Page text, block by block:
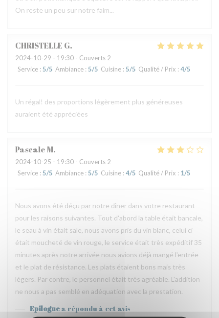
On reste un peu sur notre faim...
CHRISTELLE G
2024-10-29 - 19:30 - Couverts 2
Service : 5/5 Ambiance : 5/5 Cuisine : 5/5 Qualité / Prix : 4/5
Un régal! des proportions légèrement plus généreuses
auraient été appréciées
PascaleM
2024-10-25 - 19:30 - Couverts 2
Service : 5/5 Ambiance : 5/5 Cuisine : 4/5 Qualité / Prix : 1/5
Nous avons été déçu par notre dîner dans votre restaurant
pour les raisons suivantes. Tout d'abord la table était bancale,
le seau à vin était sale, nous avons pris du vin blanc, celui ci
était moucheté de vin rouge, le service était très expéditif 35
minutes après notre arrivée nous avions déjà mangé l'entrée
et le plat de résistance. Les plats étaient bons mais très
légers. Par contre, le personnel était très agréable. L'addition
ne nous a pas semblé en adéquation avec la prestation.
Epilogue a répondu à cet avis